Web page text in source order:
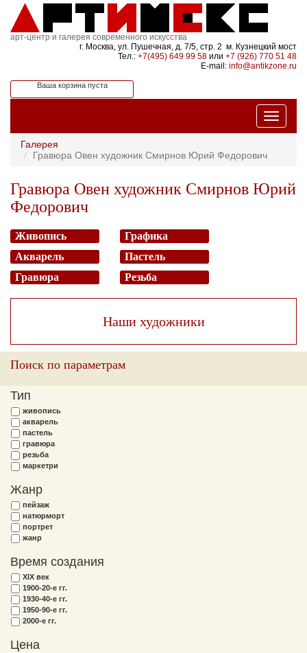
арт-центр и галерея современного искусства
г. Москва, ул. Пушечная, д. 7/5, стр. 2 м. Кузнецкий мост
Тел.: +7(495) 649 99 58 или +7 (926) 770 51 48
E-mail: info@antikzone.ru
Ваша корзина пуста
Галерея
Гравюра Овен художник Смирнов Юрий Федорович
Гравюра Овен художник Смирнов Юрий
Федорович
Живопись
Графика
Акварель
Пастель
Гравюра
Резьба
Наши художники
Поиск по параметрам
Тип
живопись
акварель
пастель
гравюра
резьба
маркетри
Жанр
пейзаж
натюрморт
портрет
жанр
Время создания
XIX век
1900-20-е гг.
1930-40-е гг.
1950-90-е гг.
2000-е гг.
Цена